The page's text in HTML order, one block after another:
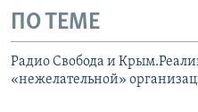
ПО ТЕМЕ
Радио Свобода и
«нежелательной»